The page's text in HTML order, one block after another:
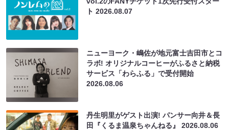
ト2026.08.07
ニューヨーク・嶋佐が地元富士吉田市とコ
ラボ! オリジナルコーヒーがふるさと納税
サービス「わらふる」で受付開始
2026.08.06
丹生明里がゲスト出演! パンサー向井＆長
田『くるま温泉ちゃんねる』2026.08.06